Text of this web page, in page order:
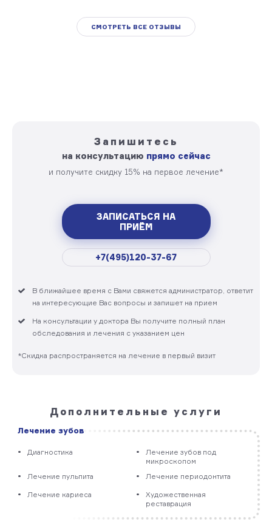
СМОТРЕТЬ ВСЕ ОТЗЫВЫ
Запишитесь
на консультацию прямо сейчас
и получите скидку 15% на первое лечение*
ЗАПИСАТЬСЯ НА
ПРИЁМ
+7(495)120-37-67
В ближайшее время с Вами свяжется администратор, ответит
на интересующие Вас вопросы и запишет на прием
На консультации у доктора Вы получите полный план
обследования и лечения с указанием цен
*Скидка распространяется на лечение в первый визит
Дополнительные услуги
Лечение зубов
Диагностика
Лечение зубов под
микроскопом
Лечение пульпита
Лечение периодонтита
Лечение кариеса
Художественная
реставрация